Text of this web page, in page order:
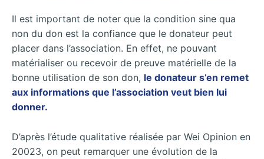
Il est important de noter que la condition sine qua
non du don est la confiance que le donateur peut
placer dans l’association. En effet, ne pouvant
matérialiser ou recevoir de preuve matérielle de la
bonne utilisation de son don, le donateur s’en remet
aux informations que l’association veut bien lui
donner.
D’après l’étude qualitative réalisée par Wei Opinion en
20023, on peut remarquer une évolution de la